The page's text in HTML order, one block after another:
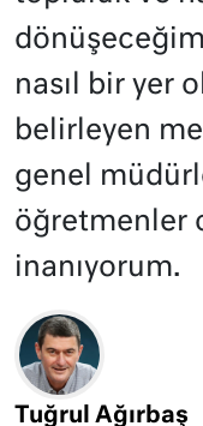
nasıl bir yer
belirleyen
genel
öğretmenler
inanıyorum.
Tuğrul Ağırbaş